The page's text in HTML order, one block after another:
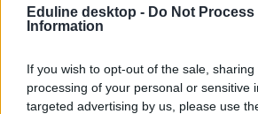
Eduline desktop - Do Not Process
Information
If you wish to opt-out of the sale,
processing of your personal or sensitive
targeted advertising by us, please use
Ukrajna
Ukrajna iskola
újjáépíthető iskola
konténertanterem